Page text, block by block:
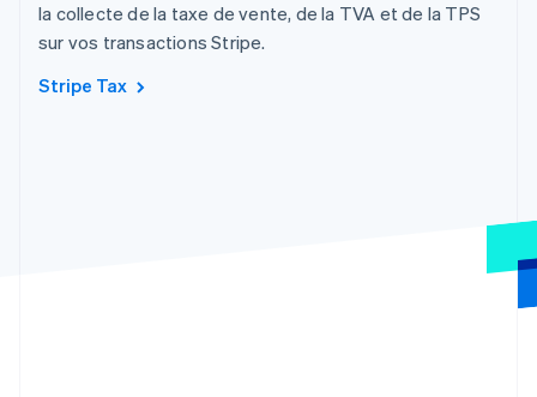
la collecte de la taxe de vente, de la TVA et de la TPS
sur vos transactions Stripe.
Stripe Tax